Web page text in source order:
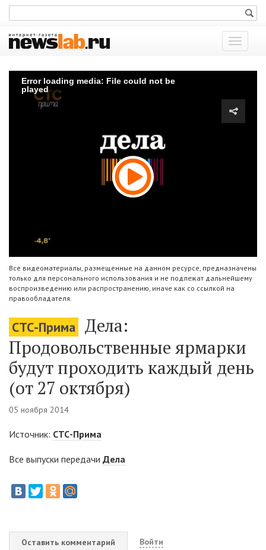
Показать
меню
Error loading media: File could not be
played
Все видеоматериалы, размещенные на данном ресурсе, предназначены
только для персонального использования и не подлежат дальнейшему
воспроизведению или распространению, иначе как со ссылкой на
правообладателя.
СТС-Прима Дела:
Продовольственные ярмарки
будут проходить каждый день
(от 27 октября)
05 ноября 2014
Источник: СТС-Прима
Все выпуски передачи Дела
Оставить комментарий Войти